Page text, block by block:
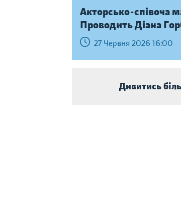
Акторсько-співоча
Проводить Діана
27 Червня 2026 16:00
Дивитись